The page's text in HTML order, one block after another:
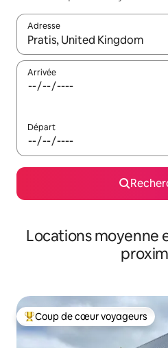
Adresse
Lorsque les résultats
Arrivée
Départ
Locations moyenne
Coups de cœur voyageurs les
Coup de cœur voyageurs